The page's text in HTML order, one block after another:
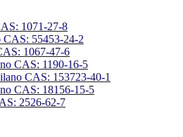
1071-27-8
CAS: 55453-24-2
1067-47-6
CAS: 1190-16-5
CAS: 153723-40-1
CAS: 18156-15-5
2526-62-7